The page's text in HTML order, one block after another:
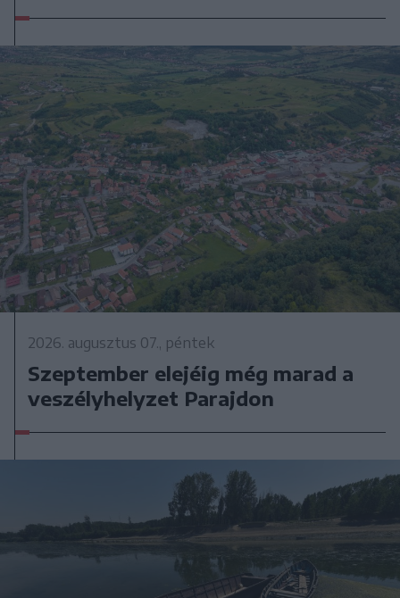
2026. augusztus 07., péntek
Szeptember elejéig még marad a
veszélyhelyzet Parajdon